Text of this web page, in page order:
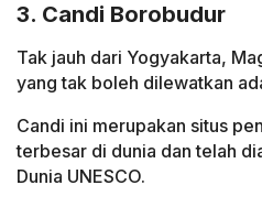
3. Candi Borobudur
Tak jauh dari Yogyakarta,
yang tak boleh dilewatkan
Candi ini merupakan situs
terbesar di dunia dan telah
Dunia UNESCO.